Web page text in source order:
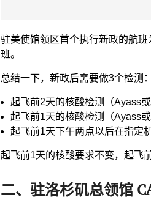
驻美使馆领区首个执行新政的航
班。
总结一下，新政后需要做3个检测：
起飞前2天的核酸检测（Ayass
起飞前1天的核酸检测（Ayass
起飞前1天下午两点以后在指定
起飞前1天的核酸要求不变，起飞
二、驻洛杉矶总领馆